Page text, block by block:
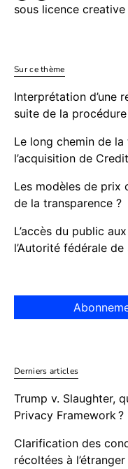
sous licence
Sur ce thème
Interprétation d’une
suite de la procédure
Le long chemin de
l’acquisition de
Les modèles de prix
de la transparence ?
L’accès du public
l’Autorité fédérale
Derniers articles
Trump v. Slaughter,
Privacy Framework ?
Clarification des
récoltées à